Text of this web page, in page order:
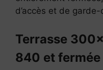
d’accès et de garde-
Terrasse
840 et